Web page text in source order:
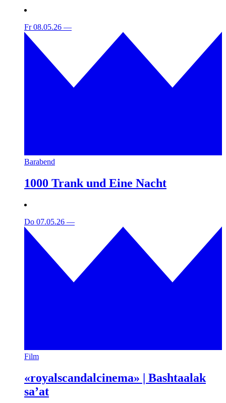
Fr 08.05.26 —
Barabend
1000 Trank und Eine Nacht
Do 07.05.26 —
Film
«royalscandalcinema» | Bashtaalak
sa’at